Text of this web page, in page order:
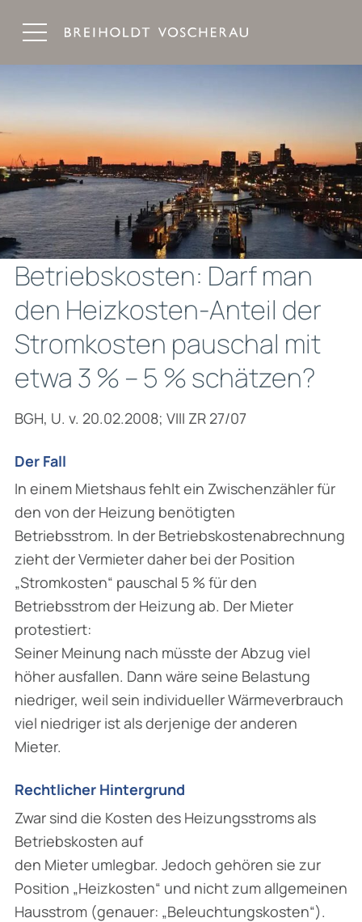
Betriebskosten: Darf man
den Heizkosten-Anteil der
Stromkosten pauschal mit
etwa 3 % – 5 % schätzen?
BGH, U. v. 20.02.2008; VIII ZR 27/07
Der Fall
In einem Mietshaus fehlt ein Zwischenzähler für
den von der Heizung benötigten
Betriebsstrom. In der Betriebskostenabrechnung
zieht der Vermieter daher bei der Position
„Stromkosten“ pauschal 5 % für den
Betriebsstrom der Heizung ab. Der Mieter
protestiert:
Seiner Meinung nach müsste der Abzug viel
höher ausfallen. Dann wäre seine Belastung
niedriger, weil sein individueller Wärmeverbrauch
viel niedriger ist als derjenige der anderen
Mieter.
Rechtlicher Hintergrund
Zwar sind die Kosten des Heizungsstroms als
Betriebskosten auf
den Mieter umlegbar. Jedoch gehören sie zur
Position „Heizkosten“ und nicht zum allgemeinen
Hausstrom (genauer: „Beleuchtungskosten“).